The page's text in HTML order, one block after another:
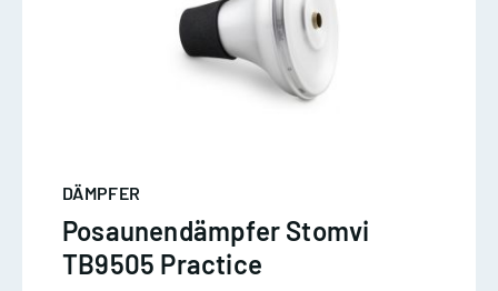
DÄMPFER
Posaunendämpfer Stomvi
TB9505 Practice